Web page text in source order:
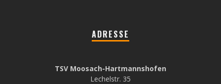
ADRESSE
TSV Moosach-Hartmannshofen
Lechelstr. 35